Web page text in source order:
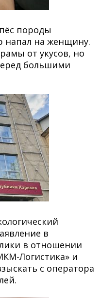
породы
напал на женщину.
от укусов, но
большими
в
в отношении
Логистика» и
с оператора